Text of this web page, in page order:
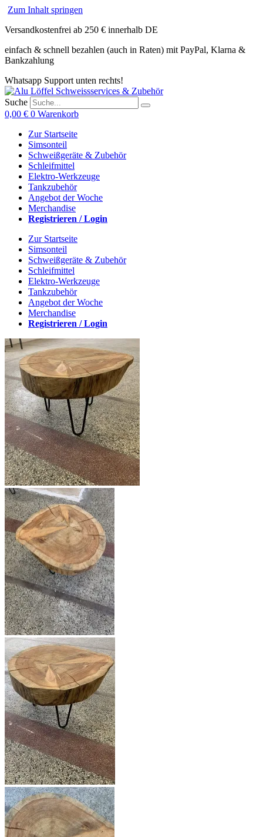
Zum Inhalt springen
Versandkostenfrei ab 250 € innerhalb DE
einfach & schnell bezahlen (auch in Raten) mit PayPal, Klarna &
Bankzahlung
Whatsapp Support unten rechts!
Suche
0,00 € 0 Warenkorb
Zur Startseite
Simsonteil
Schweißgeräte & Zubehör
Schleifmittel
Elektro-Werkzeuge
Tankzubehör
Angebot der Woche
Merchandise
Registrieren / Login
Zur Startseite
Simsonteil
Schweißgeräte & Zubehör
Schleifmittel
Elektro-Werkzeuge
Tankzubehör
Angebot der Woche
Merchandise
Registrieren / Login